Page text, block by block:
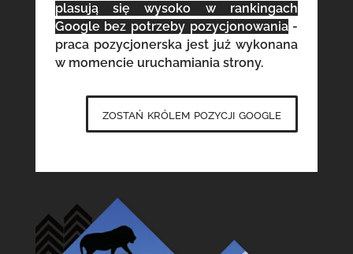
plasują się wysoko w rankingach
Google bez potrzeby pozycjonowania-
praca pozycjonerska jest już wykonana
w momencie uruchamiania strony.
zostań królem pozycji google